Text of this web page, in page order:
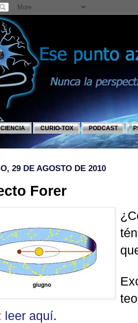
CIENCIA CURIO-TOX PODCAST
29 DE AGOSTO DE 2010
Forer
leer aquí.